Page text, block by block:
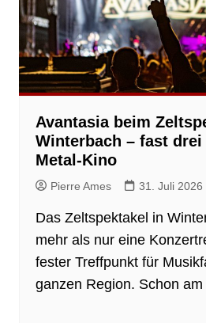
Avantasia beim
Winterbach – fast
Metal-Kino
Pierre Ames 31. Juli 2026
Das Zeltspektakel in
mehr als nur eine
fester Treffpunkt für
ganzen Region. Schon am